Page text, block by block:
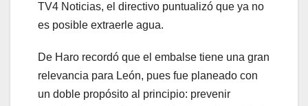
TV4 Noticias, el directivo puntualizó que ya no
es posible extraerle agua.
De Haro recordó que el embalse tiene una gran
relevancia para León, pues fue planeado con
un doble propósito al principio: prevenir